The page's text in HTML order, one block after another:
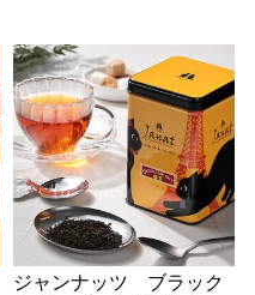
ジャンナッツ ブラック